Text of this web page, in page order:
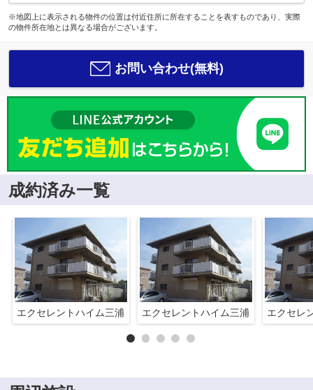
※地図上に表示される物件の位置は付近住所に所在することを表すものであり、実際
の物件所在地とは異なる場合がございます。
お問い合わせ(無料)
成約済み一覧
エクセレントハイム三浦 エクセレントハイム三浦 エクセレ